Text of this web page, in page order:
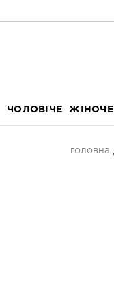
ЧОЛОВІЧЕ ЖІНОЧЕ
головна